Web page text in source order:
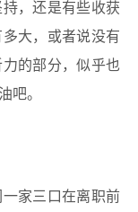
，还是有些收获
大，或者说没有
的部分，似乎也
吧。
家三口在离职前